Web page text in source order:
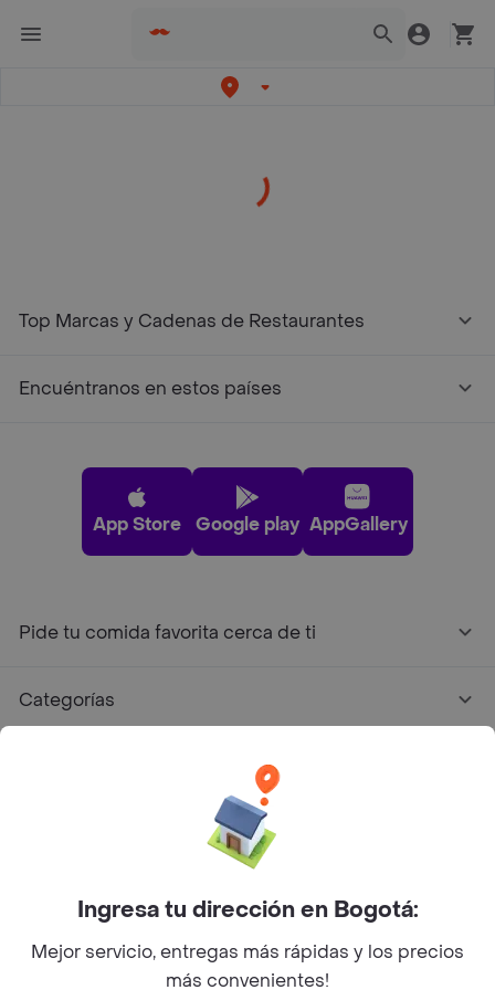
Top Marcas y Cadenas de Restaurantes
Encuéntranos en estos países
App Store Google play AppGallery
Pide tu comida favorita cerca de ti
Categorías
Facebook
Twitter
Instagram
©2026Rappi Inc. All rights reserved.
Ingresa tu dirección en Bogotá:
Mejor servicio, entregas más rápidas y los precios
más convenientes!